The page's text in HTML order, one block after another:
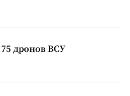
дронов ВСУ